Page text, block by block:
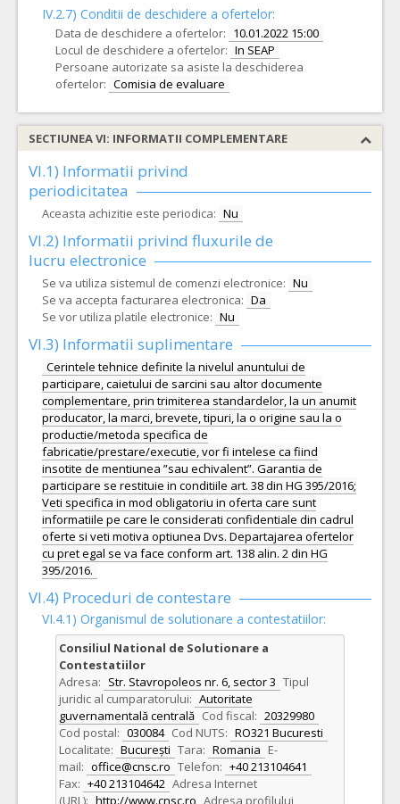
IV.2.7) Conditii de deschidere a ofertelor:
Data de deschidere a ofertelor: 10.01.2022 15:00
Locul de deschidere a ofertelor: In SEAP
Persoane autorizate sa asiste la deschiderea
ofertelor: Comisia de evaluare
SECTIUNEA VI: INFORMATII COMPLEMENTARE
VI.1) Informatii privind
periodicitatea
Aceasta achizitie este periodica: Nu
VI.2) Informatii privind fluxurile de
lucru electronice
Se va utiliza sistemul de comenzi electronice: Nu
Se va accepta facturarea electronica: Da
Se vor utiliza platile electronice: Nu
VI.3) Informatii suplimentare
Cerintele tehnice definite la nivelul anuntului de
participare, caietului de sarcini sau altor documente
complementare, prin trimiterea standardelor, la un anumit
producator, la marci, brevete, tipuri, la o origine sau la o
productie/metoda specifica de
fabricatie/prestare/executie, vor fi intelese ca fiind
insotite de mentiunea ”sau echivalent”. Garantia de
participare se restituie in conditiile art. 38 din HG 395/2016;
Veti specifica in mod obligatoriu in oferta care sunt
informatiile pe care le considerati confidentiale din cadrul
oferte si veti motiva optiunea Dvs. Departajarea ofertelor
cu pret egal se va face conform art. 138 alin. 2 din HG
395/2016.
VI.4) Proceduri de contestare
VI.4.1) Organismul de solutionare a contestatiilor:
Consiliul National de Solutionare a
Contestatiilor
Adresa: Str. Stavropoleos nr. 6, sector 3 Tipul
juridic al cumparatorului: Autoritate
guvernamentală centrală Cod fiscal: 20329980
Cod postal: 030084 Cod NUTS: RO321 Bucuresti
Localitate: București Tara: Romania E-
mail: office@cnsc.ro Telefon: +40 213104641
Fax: +40 213104642 Adresa Internet
(URL): http://www.cnsc.ro Adresa profilului